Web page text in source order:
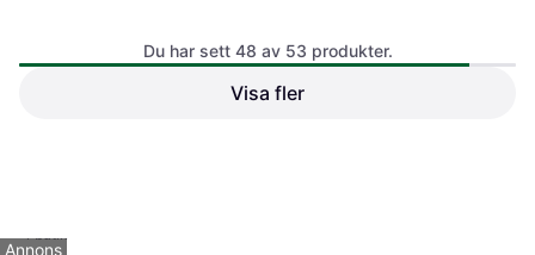
Du har sett 48 av 53 produkter.
Visa fler
Annons